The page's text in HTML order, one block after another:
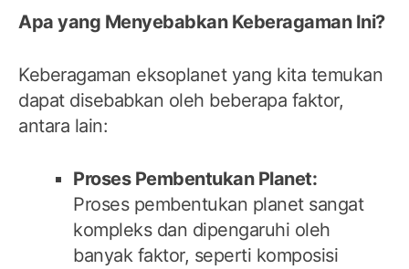
Apa yang Menyebabkan Keberagaman Ini?
Keberagaman eksoplanet yang kita temukan
dapat disebabkan oleh beberapa faktor,
antara lain:
Proses Pembentukan Planet:
Proses pembentukan planet sangat
kompleks dan dipengaruhi oleh
banyak faktor, seperti komposisi